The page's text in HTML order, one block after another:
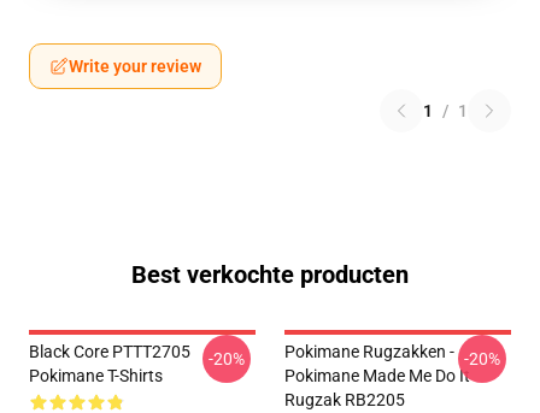
Write your review
1 / 1
Best verkochte producten
Black Core PTTT2705
Pokimane T-Shirts
-20%
Pokimane Rugzakken -
Pokimane Made Me Do It
Rugzak RB2205
-20%